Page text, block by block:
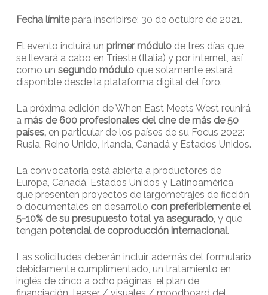
Fecha límite para inscribirse: 30 de octubre de 2021.
El evento incluirá un primer módulode tres días que
se llevará a cabo en Trieste (Italia) y por internet, así
como un segundo móduloque solamente estará
disponible desde la plataforma digital del foro.
La próxima edición de When East Meets West reunirá
a más de 600 profesionales del cine de más de 50
países,en particular de los países de su Focus 2022:
Rusia, Reino Unido, Irlanda, Canadá y Estados Unidos.
La convocatoria está abierta a productores de
Europa, Canadá, Estados Unidos y Latinoamérica
que presenten proyectos de largometrajes de ficción
o documentales en desarrollo con preferiblemente el
5-10% de su presupuesto total ya asegurado, y que
tengan potencial de coproducción internacional.
Las solicitudes deberán incluir, además del formulario
debidamente cumplimentado, un tratamiento en
inglés de cinco a ocho páginas, el plan de